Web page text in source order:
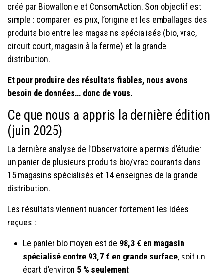
créé par Biowallonie et ConsomAction. Son objectif est
simple : comparer les prix, l’origine et les emballages des
produits bio entre les magasins spécialisés (bio, vrac,
circuit court, magasin à la ferme) et la grande
distribution.
Et pour produire des résultats fiables, nous avons
besoin de données… donc de vous.
Ce que nous a appris la dernière édition
(juin 2025)
La dernière analyse de l’Observatoire a permis d’étudier
un panier de plusieurs produits bio/vrac courants dans
15 magasins spécialisés et 14 enseignes de la grande
distribution.
Les résultats viennent nuancer fortement les idées
reçues :
Le panier bio moyen est de 98,3 € en magasin
spécialisé contre 93,7 € en grande surface, soit un
écart d’environ 5 % seulement